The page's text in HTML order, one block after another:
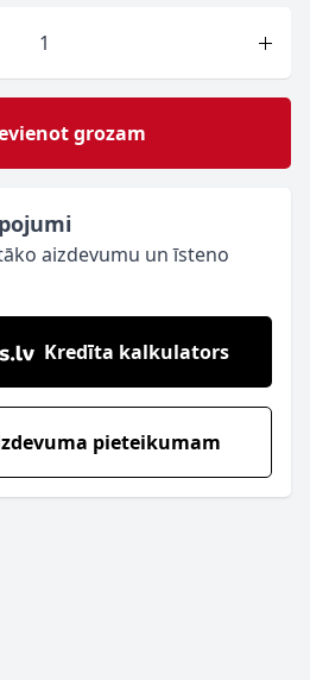
grozam
aizdevumu un īsteno
Kredīta kalkulators
pieteikumam